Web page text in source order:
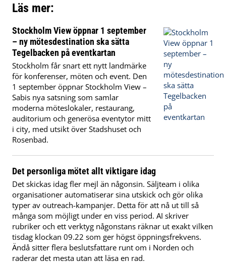
Läs mer:
Stockholm View öppnar 1 september
– ny mötesdestination ska sätta
Tegelbacken på eventkartan
Stockholm får snart ett nytt landmärke
för konferenser, möten och event. Den
1 september öppnar Stockholm View –
Sabis nya satsning som samlar
moderna möteslokaler, restaurang,
auditorium och generösa eventytor mitt
i city, med utsikt över Stadshuset och
Rosenbad.
Det personliga mötet allt viktigare idag
Det skickas idag fler mejl än någonsin. Säljteam i olika
organisationer automatiserar sina utskick och gör olika
typer av outreach-kampanjer. Detta för att nå ut till så
många som möjligt under en viss period. AI skriver
rubriker och ett verktyg någonstans räknar ut exakt vilken
tisdag klockan 09.22 som ger högst öppningsfrekvens.
Ändå sitter flera beslutsfattare runt om i Norden och
raderar det mesta utan att läsa en rad.